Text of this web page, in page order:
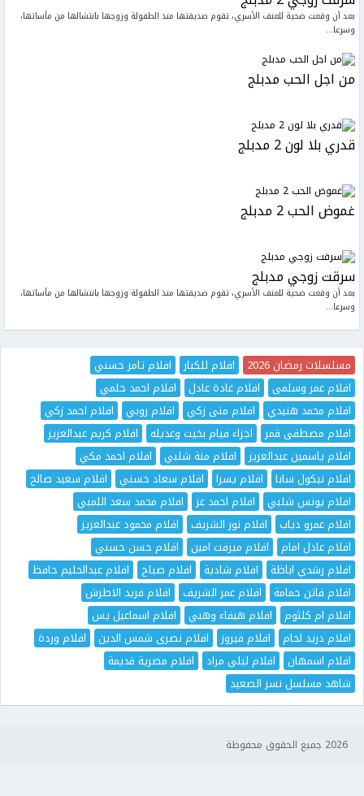
بعد أن وقعت ضحية للعنف الأسري، تقوم صديقتها منذ الطفولة وزوجها بانتشالها من مأساتها،
وسرعا...
من اجل الحب مدبلج
قدري بلا لون 2 مدبلج
غموض الحب 2 مدبلج
سرقت زوجي مدبلج
بعد أن وقعت ضحية للعنف الأسري، تقوم صديقتها منذ الطفولة وزوجها بانتشالها من مأساتها،
وسرعا...
مسلسلات رمضان 2026 افلام للكبار
افلام تامر حسني
افلام عمر وسلمى
افلام غادة عادل
افلام احمد حلمي
افلام محمد هنيدي
افلام منى زكي افلام روبي
افلام احمد زكي
افلام مصطفى قمر
اجزاء فيام بخيت وعديله
افلام كريم عبدالعزيز
افلام ياسمين عبدالعزيز
افلام منة شلبي
افلام احمد مكي
افلام نيكول سابا
افلام يسرا افلام سعاد حسني
افلام سعيد صالح
افلام يونس شلبي
افلام احمد عز
افلام محمد سعد اللمبي
افلام عمرو دياب
افلام نور الشريف
افلام محمود عبدالعزيز
افلام عادل امام
افلام ميرفت امين
افلام حسن حسني
افلام رشدي اباظة
افلام شادية افلام صباح
افلام عبدالحليم حافظ
افلام فاتن حمامة
افلام عمر الشريف
افلام فريد الاطرش
افلام ام كلثوم
افلام هيفاء وهبي
افلام اسماعيل يس
افلام دريد لحام
افلام فيروز افلام نصرى شمس الدين
افلام وردة
افلام اسمهان
افلام ليلى مراد
افلام مصرية قديمة
شاهد مسلسل نسر الصعيد
2026 جميع الحقوق محفوظة